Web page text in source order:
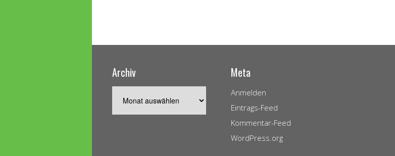
Archiv Meta
Anmelden
Eintrags-Feed
Kommentar-Feed
WordPress.org